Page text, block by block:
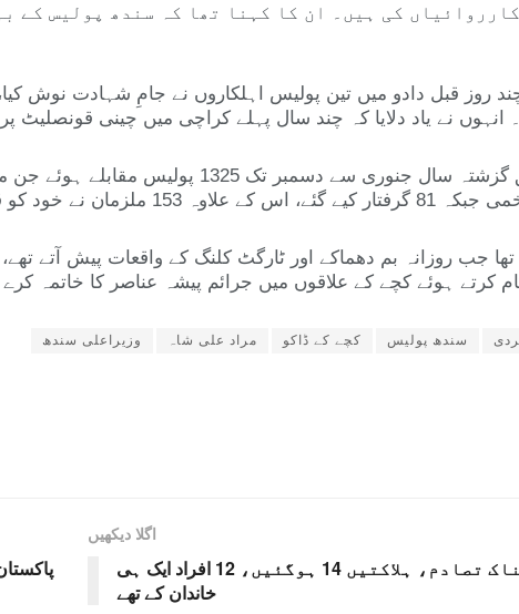
کارروائیاں کی ہیں۔ ان کا کہنا تھا کہ سندھ پولیس کے
روز قبل دادو میں تین پولیس اہلکاروں نے جامِ شہادت
انہوں نے یاد دلایا کہ چند سال پہلے کراچی میں چینی قونصلیٹ
جب روزانہ بم دھماکے اور ٹارگٹ کلنگ کے واقعات پیش آتے
کرتے ہوئے کچے کے علاقوں میں جرائم پیشہ عناصر کا خاتمہ
سندھ پولیس کچے کے ڈاکو مراد علی شاہ وزیراعلی سندھ
اگلا دیکھیں
ایم 9 موٹروے پر خوفناک تصادم، ہلاکتیں 14 ہوگئیں، 12 افراد ایک ہی
خاندان کے تھے